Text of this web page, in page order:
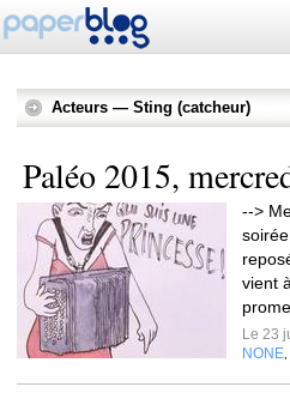
Acteurs — Sting (catcheur)
Paléo 2015,
-->
vient
Le 23
NONE